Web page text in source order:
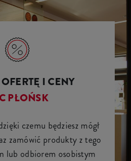
I CENY
PŁOŃSK
czemu będziesz mógł
zamówić produkty z tego
lub odbiorem osobistym